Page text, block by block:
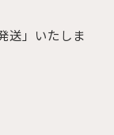
送」いたしま